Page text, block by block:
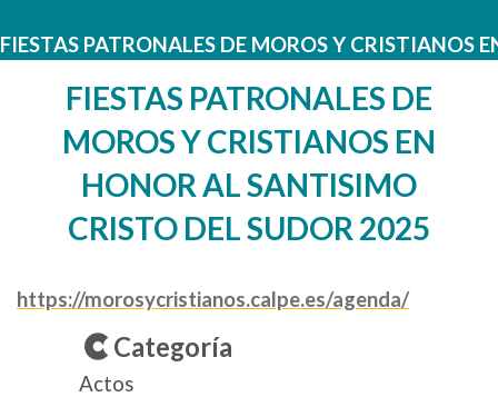
FIESTAS PATRONALES DE MOROS Y CRISTIANOS
FIESTAS PATRONALES DE
MOROS Y CRISTIANOS EN
HONOR AL SANTISIMO
CRISTO DEL SUDOR 2025
https://morosycristianos.calpe.es/agenda/
Categoría
Actos